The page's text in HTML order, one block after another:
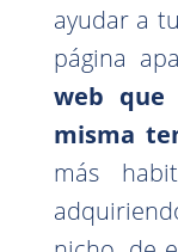
ayudar a
página
web
misma
más